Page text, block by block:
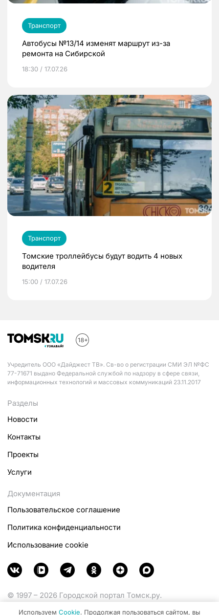
Транспорт
Автобусы №13/14 изменят маршрут из-за
ремонта на Сибирской
18:30 / 17.07.26
Транспорт
Томские троллейбусы будут водить 4 новых
водителя
15:00 / 17.07.26
Учредитель ООО «Дайджест ТВ». Св-во о регистрации СМИ ЭЛ №ФС
77-71671 выдано Федеральной службой по надзору в сфере связи,
информационных технологий и массовых коммуникаций 23.11.2017
Разделы
Новости
Контакты
Проекты
Услуги
Документация
Пользовательское соглашение
Политика конфиденциальности
Использование cookie
© 1997 – 2026 Городской портал Томск.ру.
Используем Cookie. Продолжая пользоваться сайтом, вы